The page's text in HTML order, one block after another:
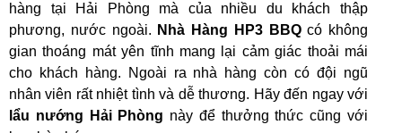
hàng tại Hải Phòng mà của nhiều du khách thập
phương, nước ngoài. Nhà Hàng HP3 BBQcó không
gian thoáng mát yên tĩnh mang lại cảm giác thoải mái
cho khách hàng. Ngoài ra nhà hàng còn có đội ngũ
nhân viên rất nhiệt tình và dễ thương. Hãy đến ngay với
lẩu nướng Hải Phòng này để thưởng thức cũng với